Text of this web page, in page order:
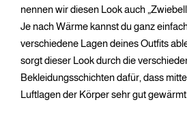
nennen wir diesen Look auch
Je nach Wärme kannst du ganz
verschiedene Lagen deines Outfits
sorgt dieser Look durch die
Bekleidungsschichten dafür, dass
Luftlagen der Körper sehr gut gewärmt